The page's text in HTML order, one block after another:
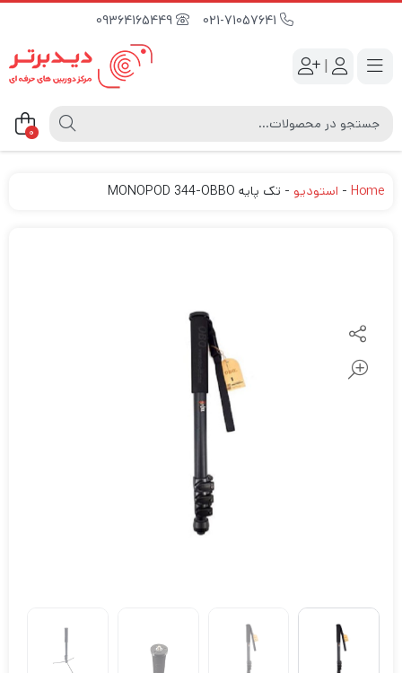
09364165449
|
0
Home
- استودیو - تک پایه MONOPOD 344-OBBO